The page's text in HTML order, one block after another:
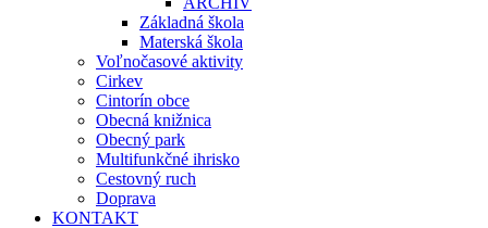
Základná škola
Materská škola
Voľnočasové aktivity
Cirkev
Cintorín obce
Obecná knižnica
Obecný park
Multifunkčné ihrisko
Cestovný ruch
Doprava
KONTAKT